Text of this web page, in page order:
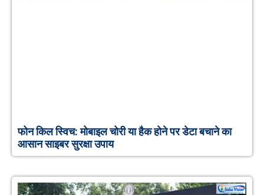
फोन किल स्विच: मोबाइल चोरी या हैक होने पर डेटा बचाने का
आसान साइबर सुरक्षा उपाय